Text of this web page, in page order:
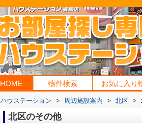
HOME 物件検索 お気に入り
ハウステーション > 周辺施設案内 > 北区 >
北区のその他